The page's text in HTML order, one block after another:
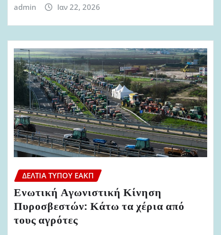
admin Ιαν 22, 2026
ΔΕΛΤΊΑ ΤΎΠΟΥ ΕΑΚΠ
Ενωτική Αγωνιστική Κίνηση
Πυροσβεστών: Κάτω τα χέρια από
τους αγρότες